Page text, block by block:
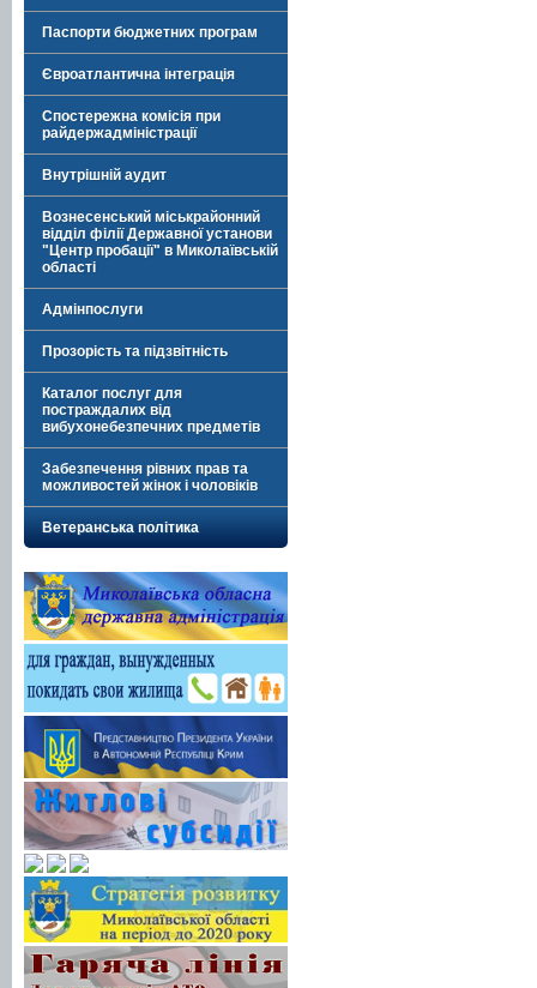
Паспорти бюджетних програм
Євроатлантична інтеграція
Спостережна комісія при
райдержадміністрації
Внутрішній аудит
Вознесенський міськрайонний
відділ філії Державної установи
"Центр пробації" в Миколаївській
області
Адмінпослуги
Прозорість та підзвітність
Каталог послуг для
постраждалих від
вибухонебезпечних предметів
Забезпечення рівних прав та
можливостей жінок і чоловіків
Ветеранська політика